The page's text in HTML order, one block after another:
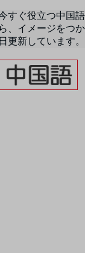
すぐ役立つ中国
、イメージをつ
更新しています。